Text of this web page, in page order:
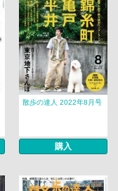
散歩の達人 2022年8月号
購入